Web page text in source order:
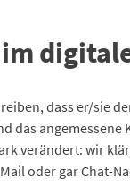
dass er/sie
das
verändert: wir
oder gar Chat-